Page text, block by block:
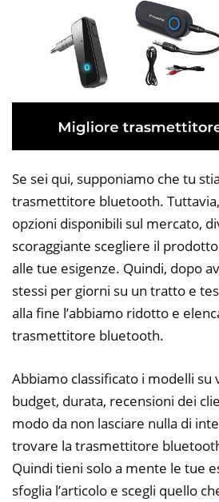
Se sei qui, supponiamo che tu
trasmettitore bluetooth.
opzioni disponibili sul mercato,
scoraggiante scegliere il
alle tue esigenze. Quindi, dopo
stessi per giorni su un tratto e
alla fine l’abbiamo ridotto e
trasmettitore bluetooth.
Abbiamo classificato i modelli su
budget, durata, recensioni dei
modo da non lasciare nulla di
trovare la trasmettitore
Quindi tieni solo a mente le tue
sfoglia l’articolo e scegli quello